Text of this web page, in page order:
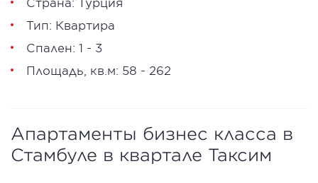
Тип: Квартира
Спален: 1 - 3
Площадь, кв.м: 58 - 262
Апартаменты бизнес класса в
Стамбуле в квартале Таксим